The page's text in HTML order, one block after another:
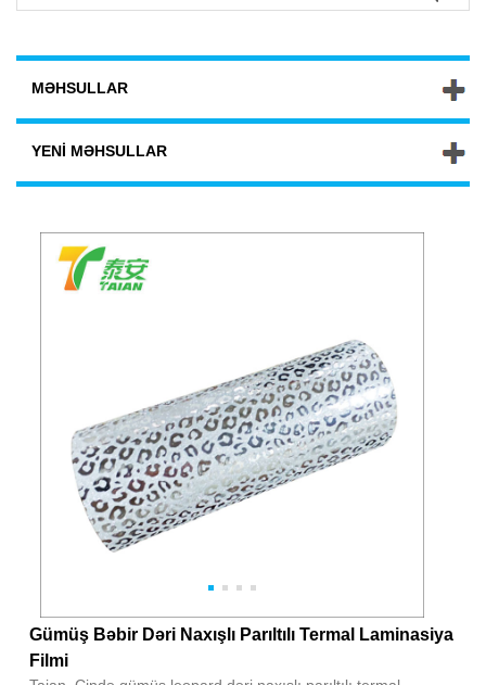
MƏHSULLAR
YENI MƏHSULLAR
Gümüş Bəbir Dəri Naxışlı Parıltılı Termal Laminasiya
Filmi